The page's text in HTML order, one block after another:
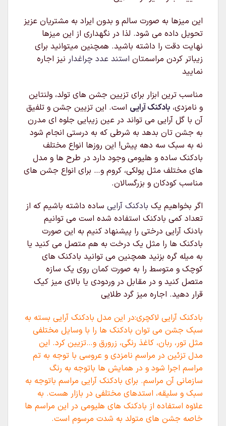
این میزها به صورت سالم و بدون ایراد به مشتریان عزیز
تحویل داده می شود. لذا در نگهداری از این میزها
نهایت دقت را داشته باشید. همچنین میتوانید برای
زیباتر کردن مراسمتان استند عدد چراغدار نیز اجاره
نمایید
مناسب ترین ابزار برای تزیین جشن های تولد، ولنتاین
و نامزدی، بادکنک آرایی است. این تزیین جشن و تلفیق
آن با گل آرایی می تواند در عین زیبایی جلوه ای مدرن
به جشن تان بدهد به شرطی که به درستی انجام شود
نه به سبک سه دهه پیش! این روزها انواع مختلف
بادکنک ساده و هلیومی وجود دارد در طرح ها و مدل
های مختلف مثل پولکی، کروم و… برای انواع جشن های
مناسب کودکان و بزرگسالان.
اگر بخواهیم یک بادکنک آرایی ساده داشته باشیم که از
تعداد کمی بادکنک استفاده شده است می توانیم
بادنک آرایی درختی را پیشنهاد کنیم به این صورت
بادکنک ها را مثل یک درخت به هم متصل می کنید یا
به میله گره بزنید همچنین می توانید بادکنک های
کوچک و متوسط را به صورت کمان روی یک سازه
متصل کنید و در مقابل در وردودی یا بالای میز کیک
قرار دهید. اجاره میز گرد طلایی
بادکنک آرایی لاکچری:در این مدل بادکنک آرایی بسته به
سبک جشن می توان بادکنک ها را با وسایل مختلفی
مثل تور، ربان، کاغذ رنگی، زرورق و…تزیین کرد. این
مدل تزئین در مراسم نامزدی و عروسی با توجه به تم
مراسم اجرا شود و در همایش ها باتوجه به رنگ
سازمانی آن مراسم. برای بادکنک آرایی مراسم باتوجه به
سبک و سلیقه، استدهای مختلفی در بازار هست. به
علاوه استفاده از بادکنک های هلیومی در این مراسم ها
خاصه جشن های متولد به شدت مرسوم است.